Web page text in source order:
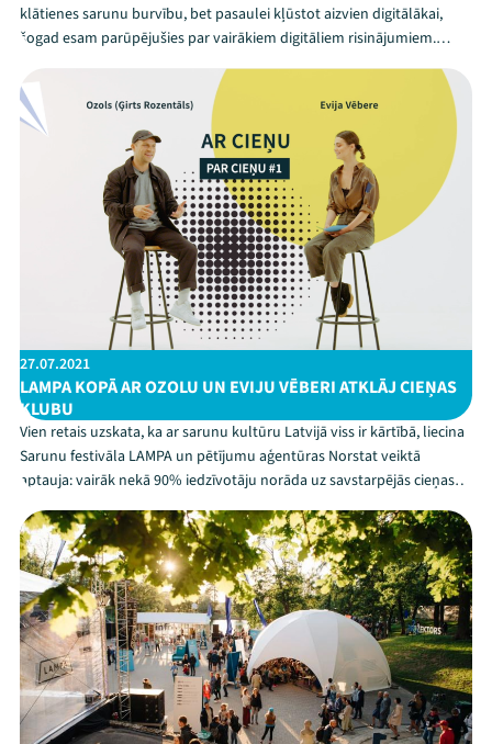
Mana programma
Festivāls
Programma
Arhīvs
Ziedo
Veikals
Kontakti
klātienes sarunu burvību, bet pasaulei kļūstot aizvien digitālākai,
šogad esam parūpējušies par vairākiem digitāliem risinājumiem.
Instagram Cieņas rāmīti jeb filtruPirms...
27.07.2021
LAMPA KOPĀ AR OZOLU UN EVIJU VĒBERI ATKLĀJ CIEŅAS
KLUBU
Vien retais uzskata, ka ar sarunu kultūru Latvijā viss ir kārtībā, liecina
Sarunu festivāla LAMPA un pētījumu aģentūras Norstat veiktā
aptauja: vairāk nekā 90% iedzīvotāju norāda uz savstarpējās cieņas
trūkumu sarunājoties un nespēju ieklausīties atšķirīgos viedokļos.*
Cilvēkiem kļūstot aizvien asāk...